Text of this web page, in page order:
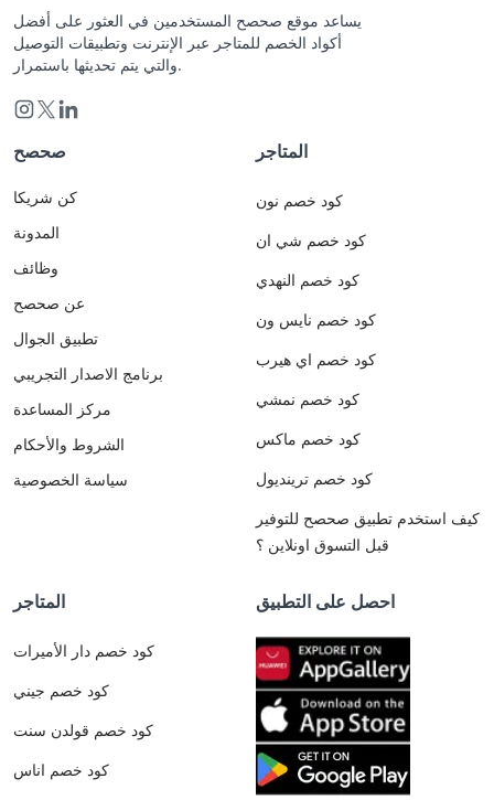
يساعد موقع صحصح المستخدمين في العثور على أفضل
أكواد الخصم للمتاجر عبر الإنترنت وتطبيقات التوصيل
والتي يتم تحديثها باستمرار.
صحصح
كن شريكا
المدونة
وظائف
عن صحصح
تطبيق الجوال
برنامج الاصدار التجريبي
مركز المساعدة
الشروط والأحكام
سياسة الخصوصية
المتاجر
كود خصم نون
كود خصم شي ان
كود خصم النهدي
كود خصم نايس ون
كود خصم اي هيرب
كود خصم نمشي
كود خصم ماكس
كود خصم ترينديول
كيف استخدم تطبيق صحصح للتوفير
قبل التسوق اونلاين ؟
المتاجر
كود خصم دار الأميرات
كود خصم جيني
كود خصم قولدن سنت
كود خصم اناس
احصل على التطبيق